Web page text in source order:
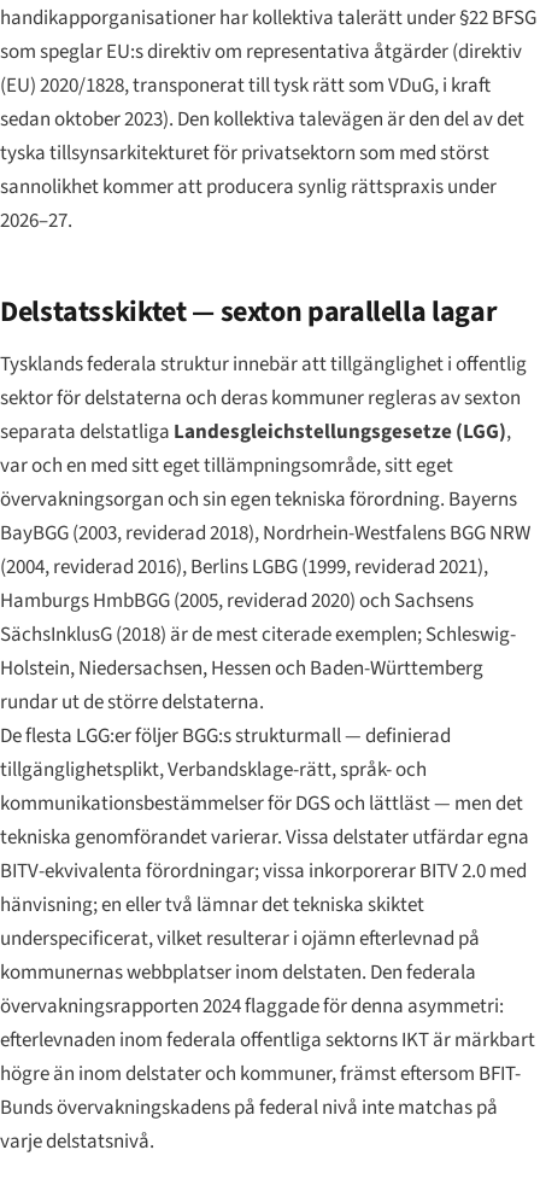
handikapporganisationer har kollektiva talerätt under §22 BFSG
som speglar EU:s direktiv om representativa åtgärder (direktiv
(EU) 2020/1828, transponerat till tysk rätt som VDuG, i kraft
sedan oktober 2023). Den kollektiva talevägen är den del av det
tyska tillsynsarkitekturet för privatsektorn som med störst
sannolikhet kommer att producera synlig rättspraxis under
2026–27.
Delstatsskiktet — sexton parallella lagar
Tysklands federala struktur innebär att tillgänglighet i offentlig
sektor för delstaterna och deras kommuner regleras av sexton
separata delstatliga Landesgleichstellungsgesetze(LGG),
var och en med sitt eget tillämpningsområde, sitt eget
övervakningsorgan och sin egen tekniska förordning. Bayerns
BayBGG (2003, reviderad 2018), Nordrhein-Westfalens BGG NRW
(2004, reviderad 2016), Berlins LGBG (1999, reviderad 2021),
Hamburgs HmbBGG (2005, reviderad 2020) och Sachsens
SächsInklusG (2018) är de mest citerade exemplen;Schleswig-
Holstein, Niedersachsen, Hessen och Baden-Württemberg
rundar ut de större delstaterna.
De flesta LGG:er följer BGG:s strukturmall — definierad
tillgänglighetsplikt,Verbandsklage-rätt, språk- och
kommunikationsbestämmelser för DGS och lättläst — men det
tekniska genomförandet varierar. Vissa delstater utfärdar egna
BITV-ekvivalenta förordningar; vissa inkorporerar BITV 2.0 med
hänvisning; en eller två lämnar det tekniska skiktet
underspecificerat, vilket resulterar i ojämn efterlevnad på
kommunernas webbplatser inom delstaten. Den federala
övervakningsrapporten 2024 flaggade för denna asymmetri:
efterlevnaden inom federala offentliga sektorns IKT är märkbart
högre än inom delstater och kommuner, främst eftersom BFIT-
Bunds övervakningskadens på federal nivå inte matchas på
varje delstatsnivå.